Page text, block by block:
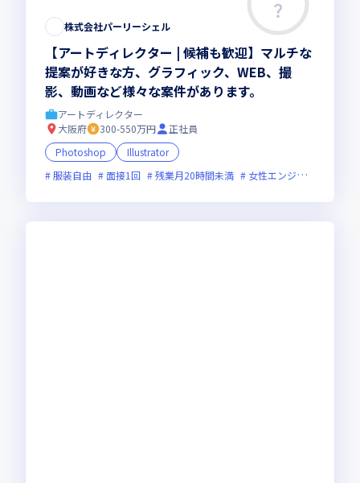
株式会社パーリーシェル
【アートディレクター | 候補も歓迎】マルチな
提案が好きな方、グラフィック、WEB、撮
影、動画など様々な案件があります。
アートディレクター
大阪府
300-550万円
正社員
Photoshop
Illustrator
服装自由
面接1回 残業月20時間未満 女性エンジニアが活躍中